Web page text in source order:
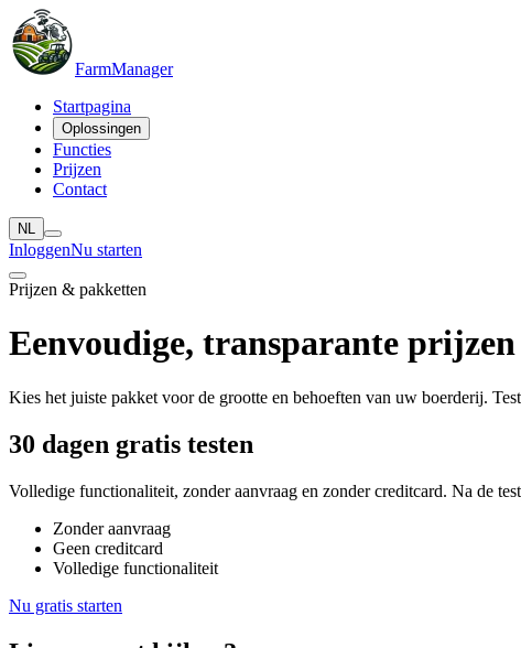
FarmManager
Startpagina
Oplossingen
Functies
Prijzen
Contact
NL
InloggenNu starten
Prijzen & pakketten
Eenvoudige, transparante prijzen
Kies het juiste pakket voor de grootte en behoeften van uw boerderij.
30 dagen gratis testen
Volledige functionaliteit, zonder aanvraag en zonder creditcard. Na de
Zonder aanvraag
Geen creditcard
Volledige functionaliteit
Nu gratis starten